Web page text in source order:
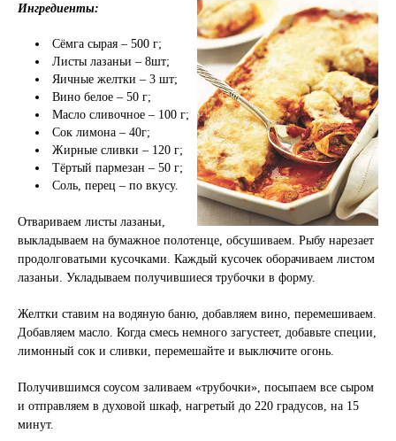
Ингредиенты:
Сёмга сырая – 500 г;
Листы лазаньи – 8шт;
Яичные желтки – 3 шт;
Вино белое – 50 г;
Масло сливочное – 100 г;
Сок лимона – 40г;
Жирные сливки – 120 г;
Тёртый пармезан – 50 г;
Соль, перец – по вкусу.
Отвариваем листы лазаньи,
выкладываем на бумажное полотенце, обсушиваем. Рыбу нарезает
продолговатыми кусочками. Каждый кусочек оборачиваем листом
лазаньи. Укладываем получившиеся трубочки в форму.
Желтки ставим на водяную баню, добавляем вино, перемешиваем.
Добавляем масло. Когда смесь немного загустеет, добавьте специи,
лимонный сок и сливки, перемешайте и выключите огонь.
Получившимся соусом заливаем «трубочки», посыпаем все сыром
и отправляем в духовой шкаф, нагретый до 220 градусов, на 15
минут.